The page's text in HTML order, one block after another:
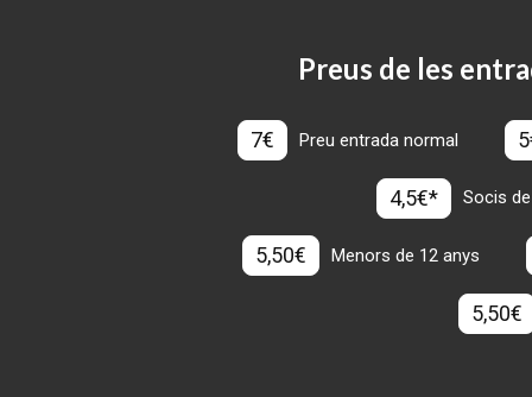
Preus de les
7€ Preu entrada normal
4,5€* Socis
5,50€ Menors de 12 anys
5,50€